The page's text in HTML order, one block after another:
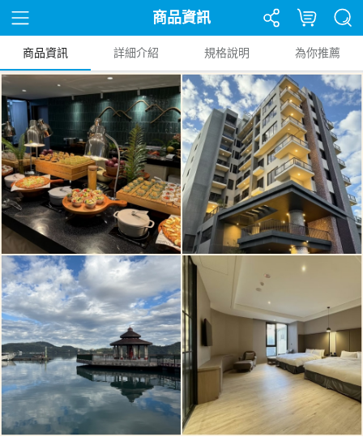
商品資訊
商品資訊 詳細介紹 規格說明 為你推薦